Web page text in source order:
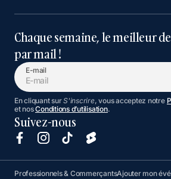
Chaque semaine, le meilleur
par mail !
E-mail
En cliquant surS'inscrire, vous acceptez notre
et nosConditions d’utilisation.
Suivez-nous
Professionnels & CommerçantsAjouter mon